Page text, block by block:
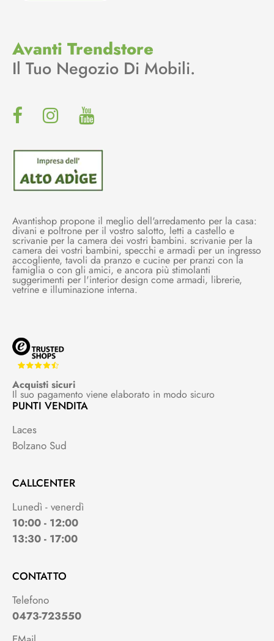
Avanti Trendstore
Il Tuo Negozio Di Mobili.
Avantishop propone il meglio dell'arredamento per la casa:
divani e poltrone per il vostro salotto, letti a castello e
scrivanie per la camera dei vostri bambini. scrivanie per la
camera dei vostri bambini, specchi e armadi per un ingresso
accogliente, tavoli da pranzo e cucine per pranzi con la
famiglia o con gli amici, e ancora più stimolanti
suggerimenti per l'interior design come armadi, librerie,
vetrine e illuminazione interna.
Acquisti sicuri
Il suo pagamento viene elaborato in modo sicuro
PUNTI VENDITA
Laces
Bolzano Sud
CALLCENTER
Lunedì - venerdì
10:00 - 12:00
13:30 - 17:00
CONTATTO
Telefono
0473-723550